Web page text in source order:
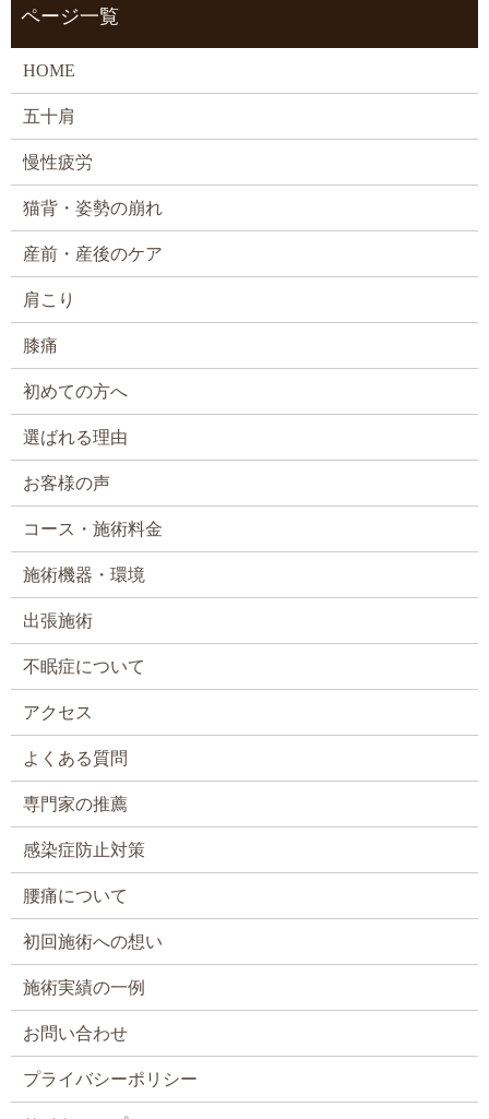
ページ一覧
HOME
五十肩
慢性疲労
猫背・姿勢の崩れ
産前・産後のケア
肩こり
膝痛
初めての方へ
選ばれる理由
お客様の声
コース・施術料金
施術機器・環境
出張施術
不眠症について
アクセス
よくある質問
専門家の推薦
感染症防止対策
腰痛について
初回施術への想い
施術実績の一例
お問い合わせ
プライバシーポリシー